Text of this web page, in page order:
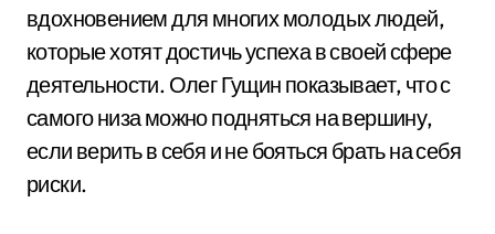
вдохновением для многих молодых людей,
которые хотят достичь успеха в своей сфере
деятельности. Олег Гущин показывает, что с
самого низа можно подняться на вершину,
если верить в себя и не бояться брать на себя
риски.